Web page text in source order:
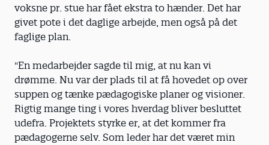
voksne pr. stue har fået ekstra to hænder. Det har
givet pote i det daglige arbejde, men også på det
faglige plan.
"En medarbejder sagde til mig, at nu kan vi
drømme. Nu var der plads til at få hovedet op over
suppen og tænke pædagogiske planer og visioner.
Rigtig mange ting i vores hverdag bliver besluttet
udefra. Projektets styrke er, at det kommer fra
pædagogerne selv. Som leder har det været min